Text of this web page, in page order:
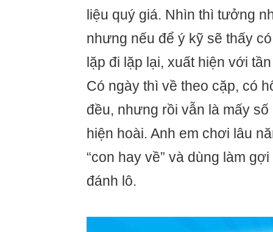
liệu quý giá. Nhìn thì tưởng
nhưng nếu để ý kỹ sẽ thấy
lặp đi lặp lại, xuất hiện với
Có ngày thì về theo cặp, có
đều, nhưng rồi vẫn là mấy
hiện hoài. Anh em chơi lâu
“con hay về” và dùng làm
đánh lô.